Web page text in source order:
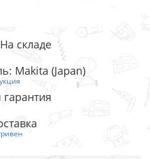
складе
Makita (Japan)